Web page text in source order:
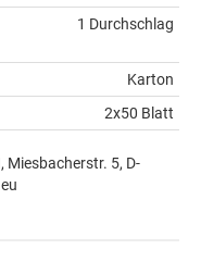
1 Durchschlag
Karton
2x50 Blatt
Miesbacherstr. 5, D-